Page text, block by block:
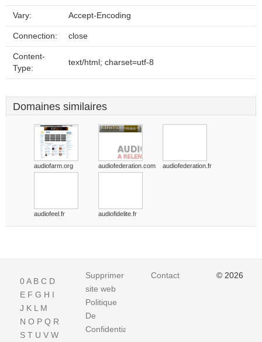
Vary: Accept-Encoding
Connection: close
Content-
Type:
text/html; charset=utf-8
Domaines similaires
audiofarm.org audiofederation.com audiofederation.fr
audiofeel.fr audiofidelite.fr
0A B C D
E F G H I
J K L M
N O P Q R
S T U V W
Supprimer
site web
Politique
De
Confidentialite
Contact © 2026